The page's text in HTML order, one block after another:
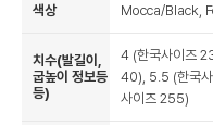
색상 Mocca/Black,
치수(발길이,
굽높이 정보등
등)
4 (한국사이즈
40), 5.5 (한국
사이즈 255)